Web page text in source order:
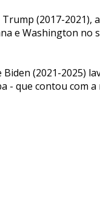
(2017-2021), a
e Washington no
(2021-2025)
- que contou com a